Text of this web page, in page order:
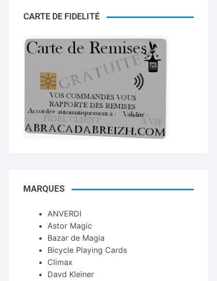
CARTE DE FIDELITÉ
MARQUES
ANVERDI
Astor Magic
Bazar de Magia
Bicycle Playing Cards
Climax
Davd Kleiner